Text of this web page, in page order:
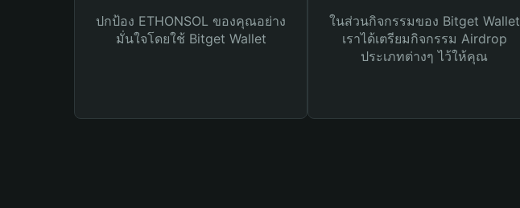
ปกป้อง ETHONSOL ของคุณอย่าง
มั่นใจโดยใช้ Bitget Wallet
ในส่วนกิจกรรมของ Bitget Wallet
เราได้เตรียมกิจกรรม Airdrop
ประเภทต่างๆ ไว้ให้คุณ